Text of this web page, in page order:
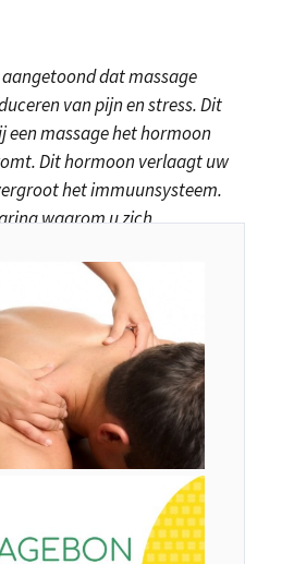
dat massage
van pijn en stress. Dit
een massage het hormoon
Dit hormoon verlaagt uw
het immuunsysteem.
waarom u zich
uw gezondheid!